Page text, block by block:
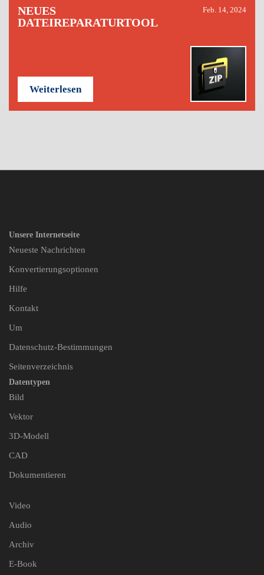
NEUES
DATEIREPARATURTOOL
Feb. 14, 2024
Weiterlesen
Unsere Internetseite
Neueste Nachrichten
Konvertierungsoptionen
Hilfe
Kontakt
Um
Datenschutz-Bestimmungen
Seitenverzeichnis
Datentypen
Bild
Vektor
3D-Modell
CAD
Dokumentieren
Video
Audio
Archiv
E-Book